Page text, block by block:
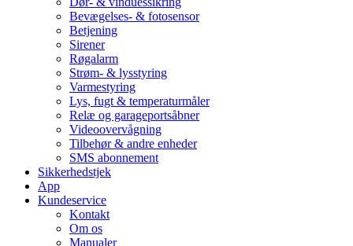
Bevægelses- & fotosensor
Betjening
Sirener
Røgalarm
Strøm- & lysstyring
Varmestyring
Lys, fugt & temperaturmåler
Relæ og garageportsåbner
Videoovervågning
Tilbehør & andre enheder
SMS abonnement
Sikkerhedstjek
App
Kundeservice
Kontakt
Om os
Manualer